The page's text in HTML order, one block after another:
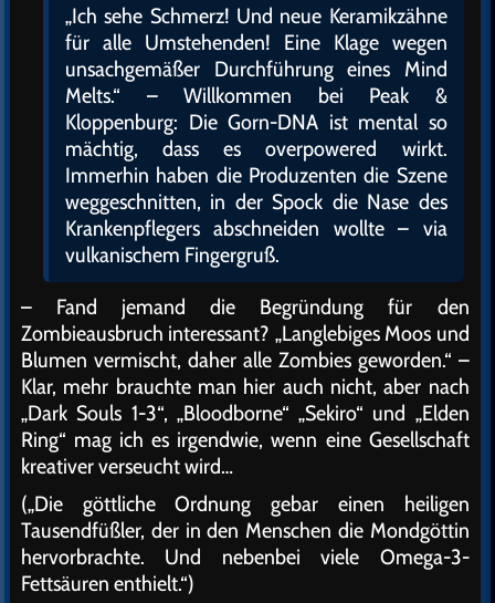
„Ich sehe Schmerz! Und neue Keramikzähne
für alle Umstehenden! Eine Klage wegen
unsachgemäßer Durchführung eines Mind
Melts.“ – Willkommen bei Peak &
Kloppenburg: Die Gorn-DNA ist mental so
mächtig, dass es overpowered wirkt.
Immerhin haben die Produzenten die Szene
weggeschnitten, in der Spock die Nase des
Krankenpflegers abschneiden wollte – via
vulkanischem Fingergruß.
– Fand jemand die Begründung für den
Zombieausbruch interessant? „Langlebiges Moos und
Blumen vermischt, daher alle Zombies geworden.“ –
Klar, mehr brauchte man hier auch nicht, aber nach
„Dark Souls 1-3“, „Bloodborne“ „Sekiro“ und „Elden
Ring“ mag ich es irgendwie, wenn eine Gesellschaft
kreativer verseucht wird…
(„Die göttliche Ordnung gebar einen heiligen
Tausendfüßler, der in den Menschen die Mondgöttin
hervorbrachte. Und nebenbei viele Omega-3-
Fettsäuren enthielt.“)